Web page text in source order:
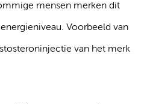
mensen merken dit
Voorbeeld van
van het merk